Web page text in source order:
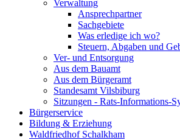
Verwaltung
Ansprechpartner
Sachgebiete
Was erledige ich wo?
Steuern, Abgaben und
Ver- und Entsorgung
Aus dem Bauamt
Aus dem Bürgeramt
Standesamt Vilsbiburg
Sitzungen - Rats-Informations-
Bürgerservice
Bildung & Erziehung
Waldfriedhof Schalkham